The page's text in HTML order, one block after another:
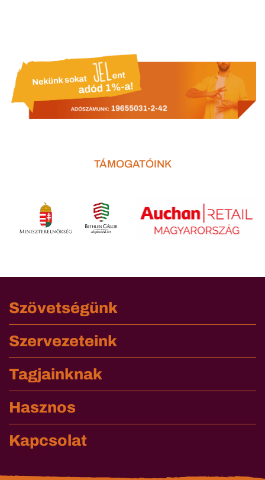
TÁMOGATÓINK
Szövetségünk
Szervezeteink
Tagjainknak
Hasznos
Kapcsolat